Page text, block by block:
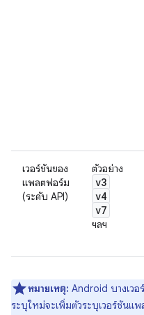
เวอร์ชันของ
แพลตฟอร์ม
(ระดับ API)
ตัวอย่าง
v3
v4
v7
ฯลฯ
หมายเหตุ: Android บางเวอ
ระบุใหม่จะเพิ่มตัวระบุเวอร์ชันแ